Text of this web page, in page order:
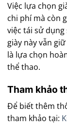
Việc lựa chọn
chi phí mà còn
việc tái sử dụng
giày này vẫn
là lựa chọn
thể thao.
Tham khảo
Để biết thêm
tham khảo tại: